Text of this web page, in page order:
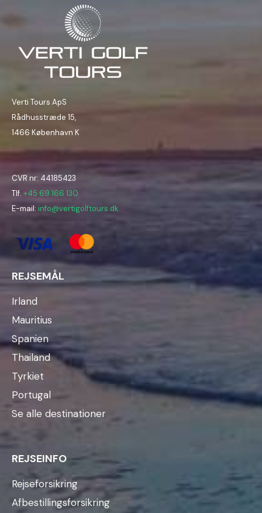
Verti Tours ApS
Rådhusstræde 15,
1466 København K
CVR nr: 44185423
Tlf. +45 69 166 130
E-mail: info@vertigolftours.dk
REJSEMÅL
Irland
Mauritius
Spanien
Thailand
Tyrkiet
Portugal
Se alle destinationer
REJSEINFO
Rejseforsikring
Afbestillingsforsikring